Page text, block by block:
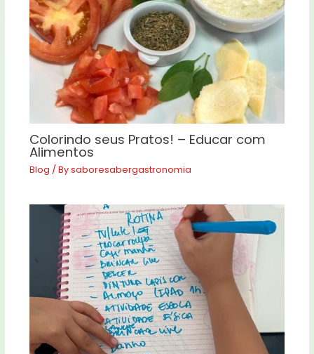
Colorindo seus Pratos! – Educar com
Alimentos
Blog / Bysaboresabergastronomia